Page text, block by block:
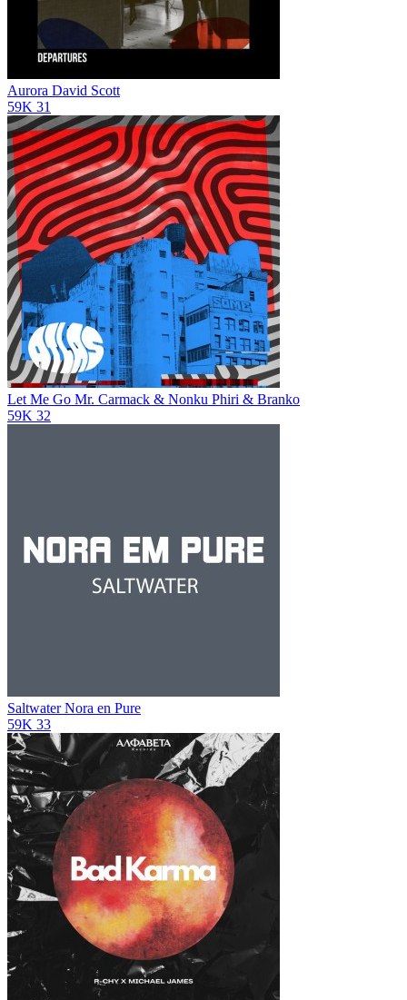
Aurora David Scott
59K 31
Let Me Go Mr. Carmack & Nonku Phiri & Branko
59K 32
Saltwater Nora en Pure
59K 33